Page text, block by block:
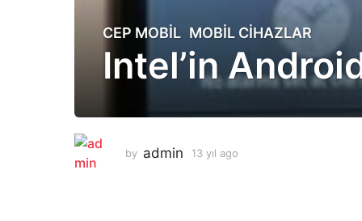
1
3
CEP MOBIL ,MOBIL CIHAZLAR
Intel’in
by admin 13 yıl ago